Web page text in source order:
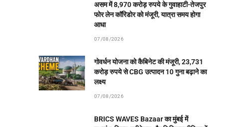
असम में 8,970 करोड़ रुपये के गुवाहाटी-तेजपुर
फोर लेन कॉरिडोर को मंजूरी, यात्रा समय होगा
आधा
07/08/2026
गोवर्धन योजना को कैबिनेट की मंजूरी, 23,731
करोड़ रुपये से CBG उत्पादन 10 गुना बढ़ाने का
लक्ष्य
07/08/2026
BRICS WAVES Bazaar का मुंबई में